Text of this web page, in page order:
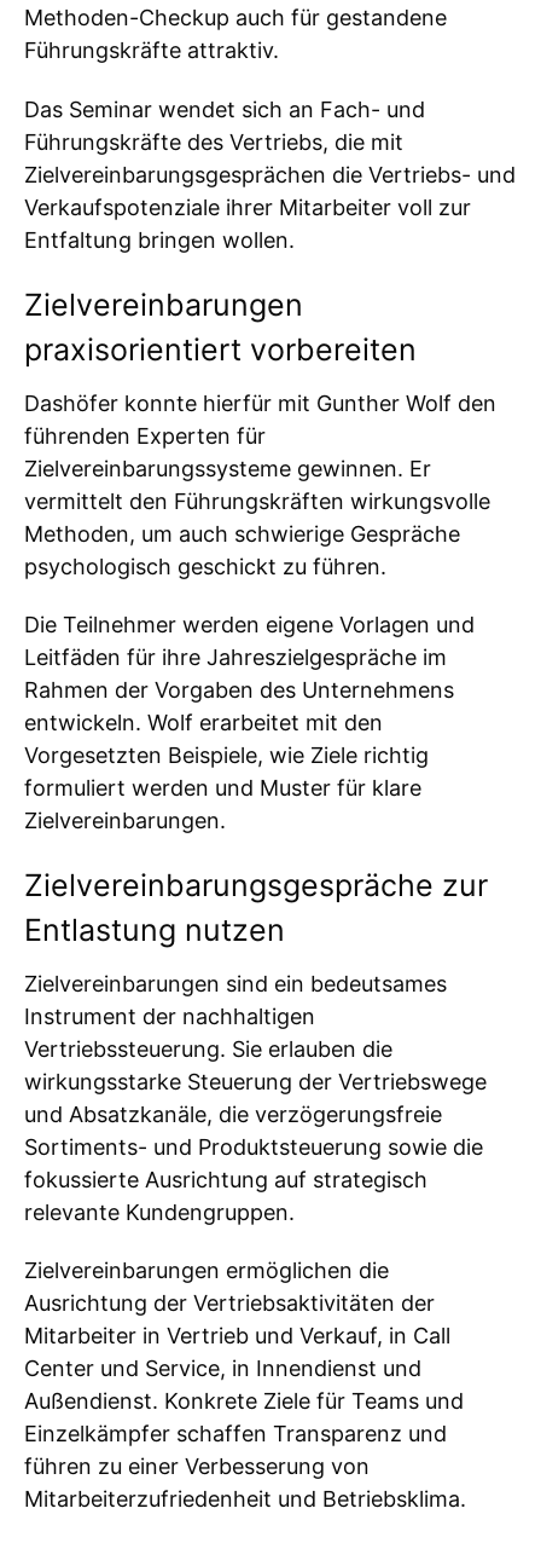
Methoden-Checkup auch für gestandene
Führungskräfte attraktiv.
Das Seminar wendet sich an Fach- und
Führungskräfte des Vertriebs, die mit
Zielvereinbarungsgesprächen die Vertriebs- und
Verkaufspotenziale ihrer Mitarbeiter voll zur
Entfaltung bringen wollen.
Zielvereinbarungen
praxisorientiert vorbereiten
Dashöfer konnte hierfür mit Gunther Wolf den
führenden Experten für
Zielvereinbarungssysteme gewinnen. Er
vermittelt den Führungskräften wirkungsvolle
Methoden, um auch schwierige Gespräche
psychologisch geschickt zu führen.
Die Teilnehmer werden eigene Vorlagen und
Leitfäden für ihre Jahreszielgespräche im
Rahmen der Vorgaben des Unternehmens
entwickeln. Wolf erarbeitet mit den
Vorgesetzten Beispiele, wie Ziele richtig
formuliert werden und Muster für klare
Zielvereinbarungen.
Zielvereinbarungsgespräche zur
Entlastung nutzen
Zielvereinbarungen sind ein bedeutsames
Instrument der nachhaltigen
Vertriebssteuerung. Sie erlauben die
wirkungsstarke Steuerung der Vertriebswege
und Absatzkanäle, die verzögerungsfreie
Sortiments- und Produktsteuerung sowie die
fokussierte Ausrichtung auf strategisch
relevante Kundengruppen.
Zielvereinbarungen ermöglichen die
Ausrichtung der Vertriebsaktivitäten der
Mitarbeiter in Vertrieb und Verkauf, in Call
Center und Service, in Innendienst und
Außendienst. Konkrete Ziele für Teams und
Einzelkämpfer schaffen Transparenz und
führen zu einer Verbesserung von
Mitarbeiterzufriedenheit und Betriebsklima.